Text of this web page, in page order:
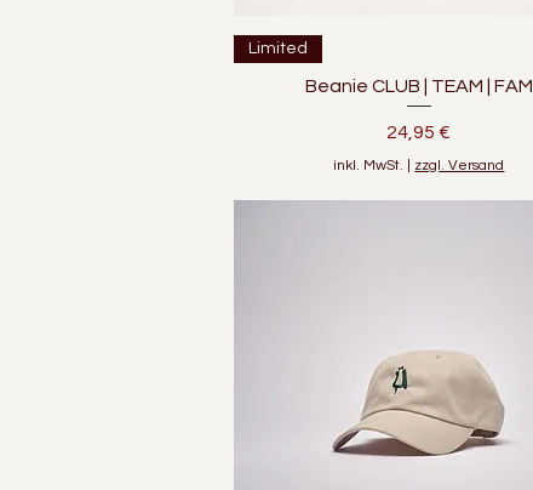
Limited
Beanie CLUB | TEAM | FAM
Preis
24,95 €
inkl. MwSt. zzgl. Versand